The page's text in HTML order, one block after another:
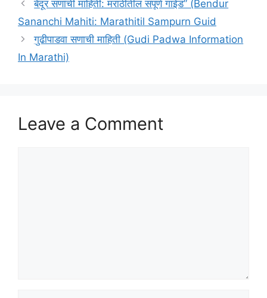
बेंदूर सणांची माहिती: मराठीतील संपूर्ण गाईड” (Bendur
Sananchi Mahiti: Marathitil Sampurn Guid
गुढीपाडवा सणाची माहिती (Gudi Padwa Information
In Marathi)
Leave a Comment